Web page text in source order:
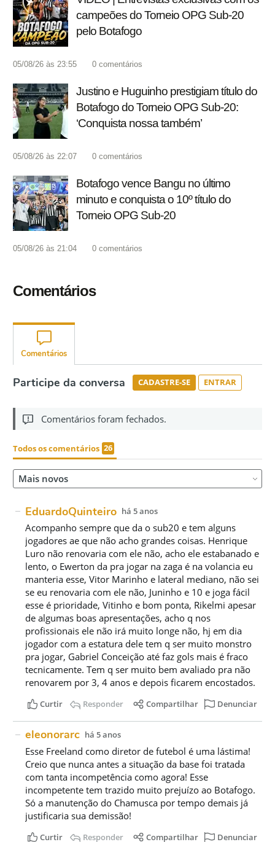
campeões do Torneio OPG Sub-20
pelo Botafogo
05/08/26 às 23:55 0 comentários
Justino e Huguinho prestigiam título do
Botafogo do Torneio OPG Sub-20:
‘Conquista nossa também’
05/08/26 às 22:07 0 comentários
Botafogo vence Bangu no último
minuto e conquista o 10º título do
Torneio OPG Sub-20
05/08/26 às 21:04 0 comentários
Comentários